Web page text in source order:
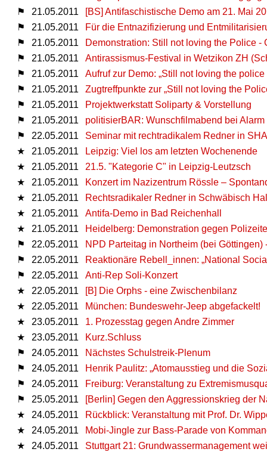
⚑
21.05.2011
[BS] Antifaschistische Demo am 21. Mai
⚑
21.05.2011
Für die Entnazifizierung und
⚑
21.05.2011
Demonstration: Still not loving the Police
⚑
21.05.2011
Antirassismus-Festival in Wetzikon ZH
⚑
21.05.2011
Aufruf zur Demo: „Still not loving the
⚑
21.05.2011
Zugtreffpunkte zur „Still not loving the
⚑
21.05.2011
Projektwerkstatt Soliparty & Vorstellung
⚑
21.05.2011
politisierBAR: Wunschfilmabend bei Alarm
⚑
22.05.2011
Seminar mit rechtradikalem Redner in
★
21.05.2011
Leipzig: Viel los am letzten Wochenende
★
21.05.2011
21.5. "Kategorie C" in Leipzig-Leutzsch
★
21.05.2011
Konzert im Nazizentrum Rössle –
★
21.05.2011
Rechtsradikaler Redner in Schwäbisch
★
21.05.2011
Antifa-Demo in Bad Reichenhall
★
21.05.2011
Heidelberg: Demonstration gegen
⚑
22.05.2011
NPD Parteitag in Northeim (bei
⚑
22.05.2011
Reaktionäre Rebell_innen: „National
⚑
22.05.2011
Anti-Rep Soli-Konzert
★
22.05.2011
[B] Die Orphs - eine Zwischenbilanz
★
22.05.2011
München: Bundeswehr-Jeep abgefackelt!
★
23.05.2011
1. Prozesstag gegen Andre Zimmer
★
23.05.2011
Kurz.Schluss
⚑
24.05.2011
Nächstes Schulstreik-Plenum
⚑
24.05.2011
Henrik Paulitz: „Atomausstieg und die
⚑
24.05.2011
Freiburg: Veranstaltung zu
⚑
25.05.2011
[Berlin] Gegen den Aggressionskrieg der
★
24.05.2011
Rückblick: Veranstaltung mit Prof. Dr.
★
24.05.2011
Mobi-Jingle zur Bass-Parade von
★
24.05.2011
Stuttgart 21: Grundwassermanagement